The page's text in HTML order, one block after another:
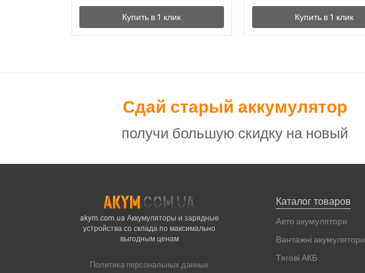
Сдай старый аккумулятор
получи большую скидку на новый
akym.com.ua Аккумуляторы и зарядные
устройства со склада по максимально
выгодным ценам
Политика персональных данных
Каталог товаров
Авто акумулятори
Вантажні акумулятори
Тягові АКБ